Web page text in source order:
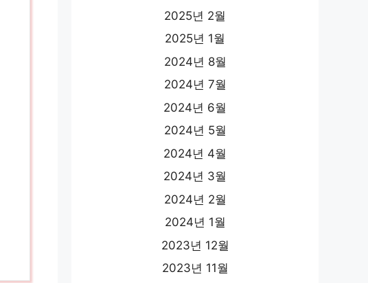
2025년 2월
2025년 1월
2024년 8월
2024년 7월
2024년 6월
2024년 5월
2024년 4월
2024년 3월
2024년 2월
2024년 1월
2023년 12월
2023년 11월